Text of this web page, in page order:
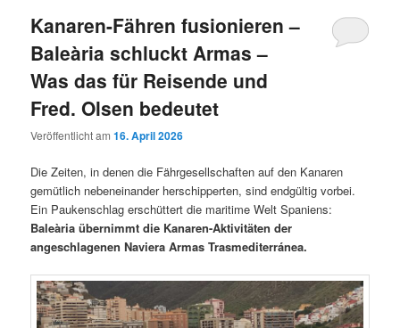
Kanaren-Fähren fusionieren –
Baleària schluckt Armas –
Was das für Reisende und
Fred. Olsen bedeutet
Veröffentlicht am16. April 2026
Die Zeiten, in denen die Fährgesellschaften auf den Kanaren
gemütlich nebeneinander herschipperten, sind endgültig vorbei.
Ein Paukenschlag erschüttert die maritime Welt Spaniens:
Baleària übernimmt die Kanaren-Aktivitäten der
angeschlagenen Naviera Armas Trasmediterránea.